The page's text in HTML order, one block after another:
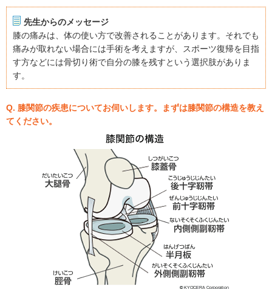
先生からのメッセージ
膝の痛みは、体の使い方で改善されることがあります。それでも
痛みが取れない場合には手術を考えますが、スポーツ復帰を目指
す方などには骨切り術で自分の膝を残すという選択肢がありま
す。
Q. 膝関節の疾患についてお伺いします。まずは膝関節の構造を教え
てください。